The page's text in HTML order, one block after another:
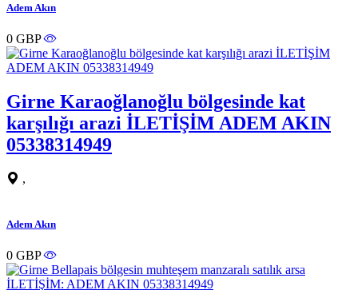
Adem Akın
0 GBP
Girne Karaoğlanoğlu bölgesinde kat
karşılığı arazi İLETİŞİM ADEM AKIN
05338314949
,
Adem Akın
0 GBP